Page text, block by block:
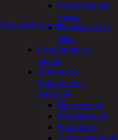
Käsivoiteet ja
rasvat
Kynsisakset ja
viilat
Pesuharjat ja -
sienet
Shampoot,
hoitaineet ja
saippuat
Hoitoaineet
Käsisaippuat
Shampoot
Tinakolvit ja tinat